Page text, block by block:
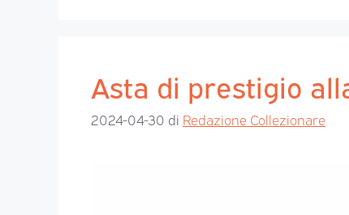
Asta di prestigio
2024-04-30 di Redazione Collezionare